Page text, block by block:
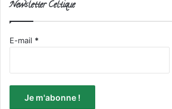
Newsletter Celtique
E-mail *